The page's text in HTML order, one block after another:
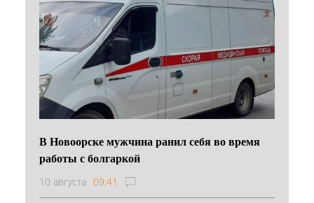
В Новоорске мужчина ранил себя во время
работы с болгаркой
10 августа 09:41